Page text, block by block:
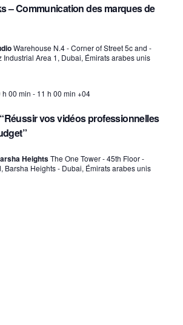
– Communication des marques de
Warehouse N.4 - Corner of Street 5c and -
Industrial Area 1, Dubai, Émirats arabes unis
h 00 min - 11 h 00 min +04
vos vidéos professionnelles
HeightsThe One Tower - 45th Floor -
Barsha Heights - Dubai, Émirats arabes unis